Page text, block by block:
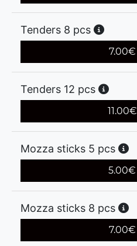
Tenders 8 pcs
7.00€
Tenders 12 pcs
11.00€
Mozza sticks 5 pcs
5.00€
Mozza sticks 8 pcs
7.00€